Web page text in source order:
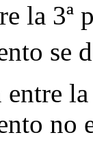
la 3ª
se
no